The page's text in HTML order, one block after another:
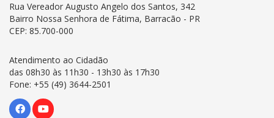
Rua Vereador Augusto Angelo dos Santos, 342
Bairro Nossa Senhora de Fátima, Barracão - PR
CEP: 85.700-000
Atendimento ao Cidadão
das 08h30 às 11h30 - 13h30 às 17h30
Fone: +55 (49) 3644-2501